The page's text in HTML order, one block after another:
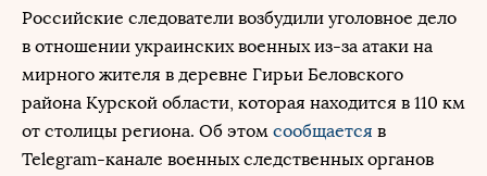
Российские следователи возбудили уголовное дело
в отношении украинских военных из-за атаки на
мирного жителя в деревне Гирьи Беловского
района Курской области, которая находится в 110 км
от столицы региона. Об этом сообщается в
Telegram-канале военных следственных органов